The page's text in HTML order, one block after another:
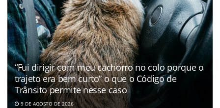
“Fui dirigir com meu cachorro no colo porque o
trajeto era bem curto” o que o Código de
Trânsito permite nesse caso
9 DE AGOSTO DE 2026